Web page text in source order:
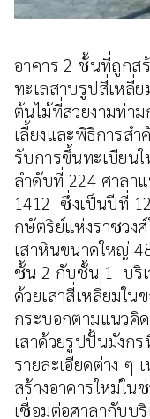
อาคาร 2 ชั้นที่ถูกส
ทะเลสาบรูปสี่เหลี่
ต้นไม้ที่สวยงามท่า
เลี้ยงและพิธีการส
รับการขึ้นทะเบียน
ลำดับที่ 224 ศาลา
1412 ซึ่งเป็นปีที่
กษัตริย์แห่งราชวง
เสาหินขนาดใหญ่
ชั้น 2 กับชั้น 1 บริเ
ด้วยเสาสี่เหลี่ยมใน
กระบอกตามแนวคิ
เสาด้วยรูปปั้นมังก
รายละเอียดต่าง ๆ
สร้างอาคารใหม่ใ
เชื่อมต่อศาลากับบ